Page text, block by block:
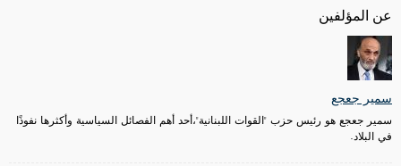
عن المؤلفين
سمير جعجع
سمير جعجع هو رئيس حزب "القوات اللبنانية"،أحد أهم الفصائل السياسية وأكثرها نفوذًا
في البلاد.